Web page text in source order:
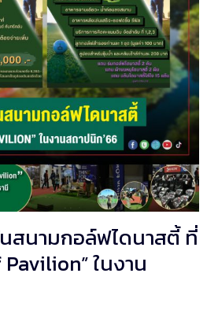
สนามกอล์ฟไดนาสตี้ ที่
ในงาน